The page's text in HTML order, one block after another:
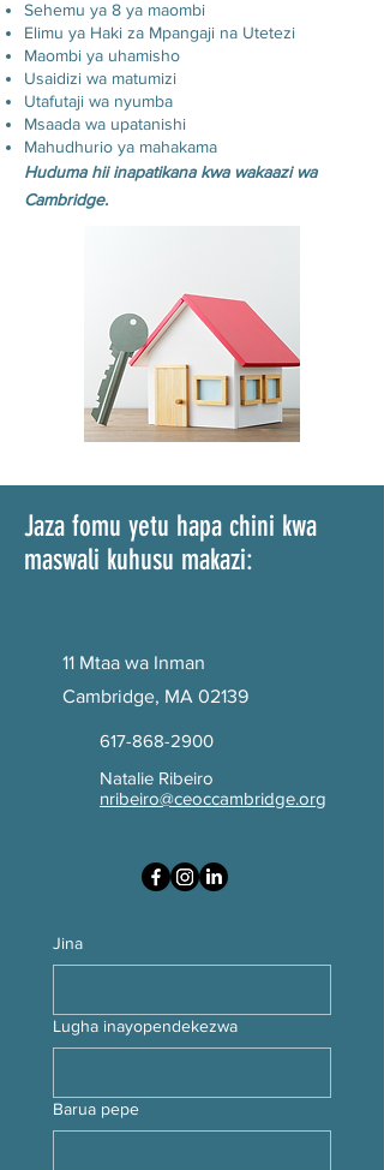
Sehemu ya 8 ya maombi
Elimu ya Haki za Mpangaji na Utetezi
Maombi ya uhamisho
Usaidizi wa matumizi
Utafutaji wa nyumba
Msaada wa upatanishi
Mahudhurio ya mahakama
Huduma hii inapatikana kwa wakaazi wa
Cambridge.
Jaza fomu yetu hapa chini kwa
maswali kuhusu makazi:
11 Mtaa wa Inman
Cambridge, MA 02139
617-868-2900
Natalie Ribeiro
nribeiro@ceoccambridge.org
Jina
Lugha inayopendekezwa
Barua pepe